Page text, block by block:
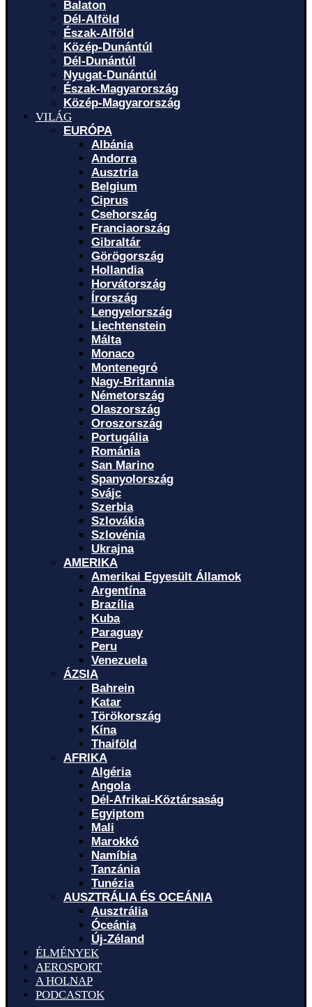
Balaton
Dél-Alföld
Észak-Alföld
Közép-Dunántúl
Dél-Dunántúl
Nyugat-Dunántúl
Észak-Magyarország
Közép-Magyarország
VILÁG
EURÓPA
Albánia
Andorra
Ausztria
Belgium
Ciprus
Csehország
Franciaország
Gibraltár
Görögország
Hollandia
Horvátország
Írország
Lengyelország
Liechtenstein
Málta
Monaco
Montenegró
Nagy-Britannia
Németország
Olaszország
Oroszország
Portugália
Románia
San Marino
Spanyolország
Svájc
Szerbia
Szlovákia
Szlovénia
Ukrajna
AMERIKA
Amerikai Egyesült Államok
Argentína
Brazília
Kuba
Paraguay
Peru
Venezuela
ÁZSIA
Bahrein
Katar
Törökország
Kína
Thaiföld
AFRIKA
Algéria
Angola
Dél-Afrikai-Köztársaság
Egyiptom
Mali
Marokkó
Namíbia
Tanzánia
Tunézia
AUSZTRÁLIA ÉS OCEÁNIA
Ausztrália
Óceánia
Új-Zéland
ÉLMÉNYEK
AEROSPORT
A HOLNAP
PODCASTOK